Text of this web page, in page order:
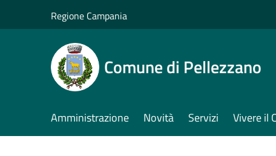
Regione Campania
Comune di Pellezzano
Amministrazione Novità Servizi Vivere il